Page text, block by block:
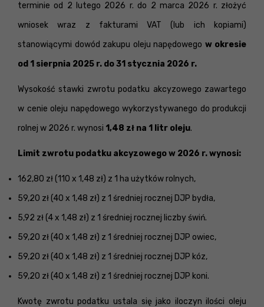
terminie od 2 lutego 2026 r. do 2 marca 2026 r. złożyć
wniosek wraz z fakturami VAT (lub ich kopiami)
stanowiącymi dowód zakupu oleju napędowego w okresie
od 1 sierpnia 2025 r. do 31 stycznia 2026 r.
Wysokość stawki zwrotu podatku akcyzowego zawartego
w cenie oleju napędowego wykorzystywanego do produkcji
rolnej w 2026 r. wynosi 1,48 zł na 1 litr oleju.
Limit zwrotu podatku akcyzowego w 2026 r. wynosi:
162,80 zł (110 x 1,48 zł) z 1 ha użytków rolnych,
59,20 zł (40 x 1,48 zł) z 1 średniej rocznej DJP bydła,
5,92 zł (4 x 1,48 zł) z 1 średniej rocznej liczby świń.
59,20 zł (40 x 1,48 zł) z 1 średniej rocznej DJP owiec,
59,20 zł (40 x 1,48 zł) z 1 średniej rocznej DJP kóz,
59,20 zł (40 x 1,48 zł) z 1 średniej rocznej DJP koni.
Kwotę zwrotu podatku ustala się jako iloczyn ilości oleju